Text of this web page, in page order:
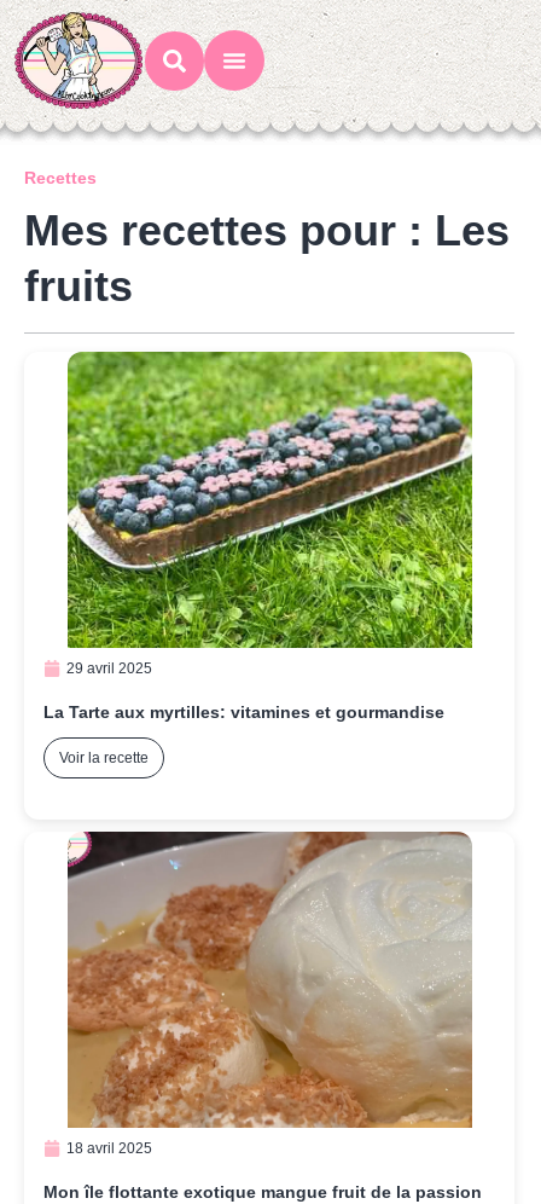
Recettes
Mes recettes pour : Les
fruits
29 avril 2025
La Tarte aux myrtilles: vitamines et gourmandise
Voir la recette
18 avril 2025
Mon île flottante exotique mangue fruit de la passion